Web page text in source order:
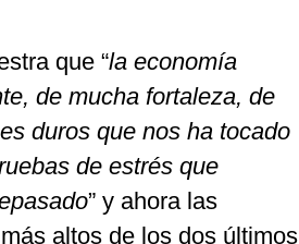
que “la economía
de mucha fortaleza, de
duros que nos ha tocado
de estrés que
” y ahora las
altos de los dos últimos